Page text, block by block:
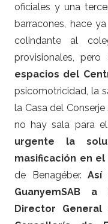
oficiales y una
barracones, hace
colindante al
provisionales,
espacios del
psicomotricidad, la
la Casa del
no hay sala para
urgente la
masificación en el
de Benagéber.Así
GuanyemSAB
Director